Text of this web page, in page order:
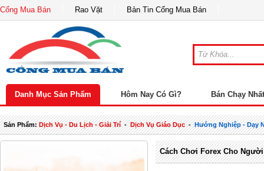
Cổng Mua Bán Rao Vặt Bản Tin Cổng Mua Bán
Danh Mục Sản Phẩm Hôm Nay Có Gì? Bán Chạy Nhất
Sản Phẩm:Dịch Vụ - Du Lịch - Giải Trí-Dịch Vụ Giáo Dục-Hướng Nghiệp - Dạy
Cách Chơi Forex Cho